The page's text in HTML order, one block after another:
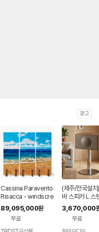
광고
Cassina Paravento
Risacca - windscre
en composed of 3
separate panels wi
th integrated Bluet
ooth(r) sp
89,095,000원
무료
(제주/전국설치
바 스피커 L 스
넛 화이트 백화
극동음향
3,670,000
무료